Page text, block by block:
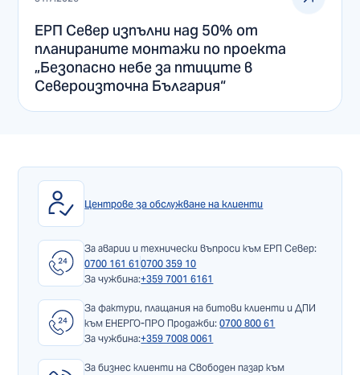
ЕРП Север изпълни над 50% от
планираните монтажи по проекта
„Безопасно небе за птиците в
Североизточна България“
Центрове за обслужване на клиенти
За аварии и технически въпроси към ЕРП Север:
0700 161 61 0700 359 10
За чужбина:+359 7001 6161
За фактури, плащания на битови клиенти и ДПИ
към ЕНЕРГО-ПРО Продажби:0700 800 61
За чужбина:+359 7008 0061
За бизнес клиенти на Свободен пазар към